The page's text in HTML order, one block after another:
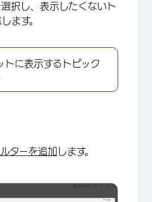
×
択し、表示したくないト
ます。
トに表示するトピック
ターを追加 します。